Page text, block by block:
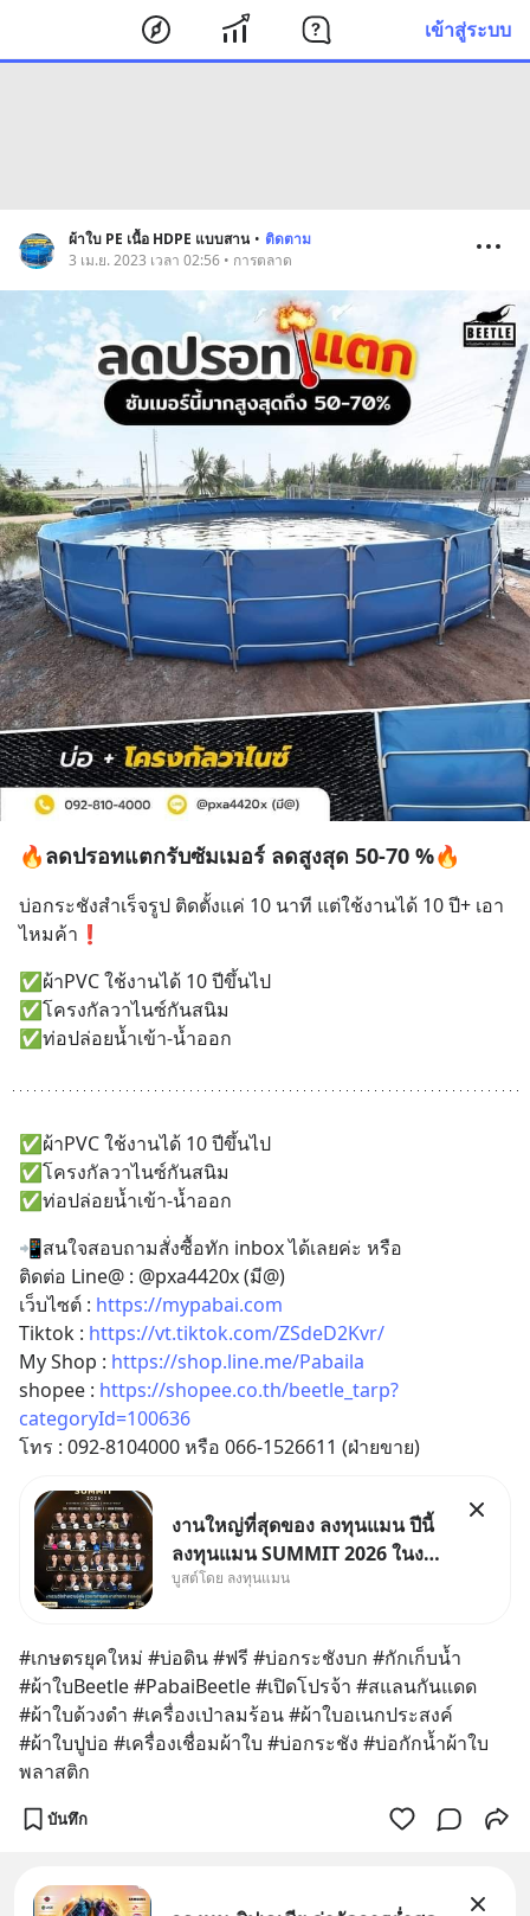
เข้าสู่ระบบ
ผ้าใบ PE เนื้อ HDPE แบบสาน • ติดตาม
3 เม.ย. 2023 เวลา 02:56 • การตลาด
🔥ลดปรอทแตกรับซัมเมอร์ ลดสูงสุด 50-70 %🔥
บ่อกระชังสำเร็จรูป ติดตั้งแค่ 10 นาที แต่ใช้งานได้ 10 ปี+ เอา
ไหมค้า❗
✅ผ้าPVC ใช้งานได้ 10 ปีขึ้นไป
✅โครงกัลวาไนซ์กันสนิม
✅ท่อปล่อยน้ำเข้า-น้ำออก
✅ผ้าPVC ใช้งานได้ 10 ปีขึ้นไป
✅โครงกัลวาไนซ์กันสนิม
✅ท่อปล่อยน้ำเข้า-น้ำออก
📲สนใจสอบถามสั่งซื้อทัก inbox ได้เลยค่ะ หรือ
ติดต่อ Line@ : @pxa4420x (มี@)
เว็บไซต์ : https://mypabai.com
Tiktok : https://vt.tiktok.com/ZSdeD2Kvr/
My Shop : https://shop.line.me/Pabaila
shopee : https://shopee.co.th/beetle_tarp?
categoryId=100636
โทร : 092-8104000 หรือ 066-1526611 (ฝ่ายขาย)
งานใหญ่ที่สุดของ ลงทุนแมน ปีนี้
ลงทุนแมน SUMMIT 2026 ในงาน
นี้จะมีเจ้าของธุรกิจ Dr.PONG,
MizuMi, KARMART, อิชิตัน มา
แชร์ความรู้การสร้างธุรกิจ
บูสต์โดย ลงทุนแมน
#เกษตรยุคใหม่ #บ่อดิน #ฟรี #บ่อกระชังบก #กักเก็บน้ำ
#ผ้าใบBeetle #PabaiBeetle #เปิดโปรจ้า #สแลนกันแดด
#ผ้าใบด้วงดำ #เครื่องเป่าลมร้อน #ผ้าใบอเนกประสงค์
#ผ้าใบปูบ่อ #เครื่องเชื่อมผ้าใบ #บ่อกระชัง #บ่อกักน้ำผ้าใบ
พลาสติก
บันทึก